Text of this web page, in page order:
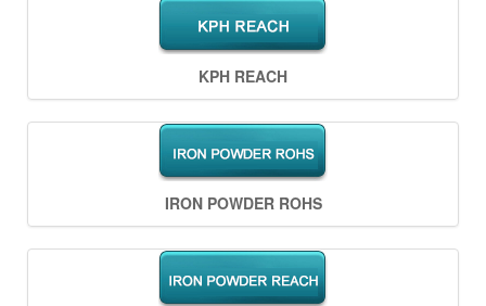
KPH REACH
IRON POWDER ROHS